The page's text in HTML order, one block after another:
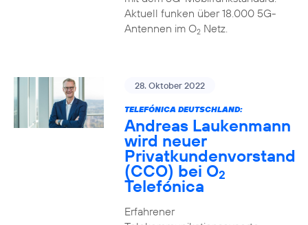
Aktuell funken über 18.000 5G-
Antennen im O2Netz.
28. Oktober 2022
TELEFÓNICA DEUTSCHLAND:
Andreas Laukenmann
wird neuer
Privatkundenvorstand
(CCO) bei O2
Telefónica
Erfahrener